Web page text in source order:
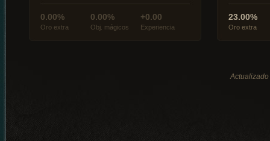
0.00%
Oro extra
0.00%
Obj. mágicos
+0.00
Experiencia
23.00%
Oro extra